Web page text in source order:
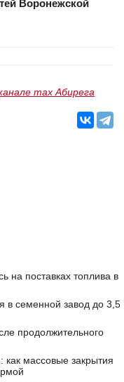
Воронежской
max Абирега
на поставках топлива в
в семенной завод до 3,5
продолжительного
массовые закрытия